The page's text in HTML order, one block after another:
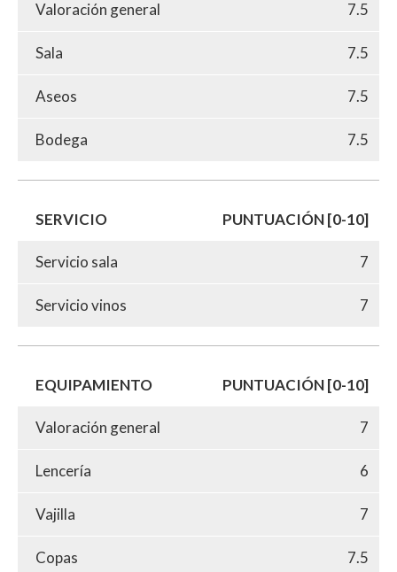
Valoración general 7.5
Sala 7.5
Aseos 7.5
Bodega 7.5
SERVICIO PUNTUACIÓN [0-10]
Servicio sala 7
Servicio vinos 7
EQUIPAMIENTO PUNTUACIÓN [0-10]
Valoración general 7
Lencería 6
Vajilla 7
Copas 7.5